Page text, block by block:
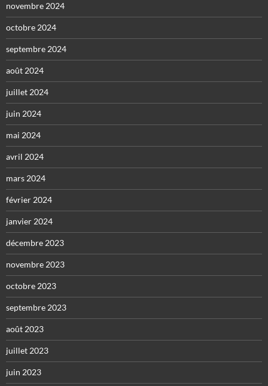
novembre 2024
octobre 2024
septembre 2024
août 2024
juillet 2024
juin 2024
mai 2024
avril 2024
mars 2024
février 2024
janvier 2024
décembre 2023
novembre 2023
octobre 2023
septembre 2023
août 2023
juillet 2023
juin 2023